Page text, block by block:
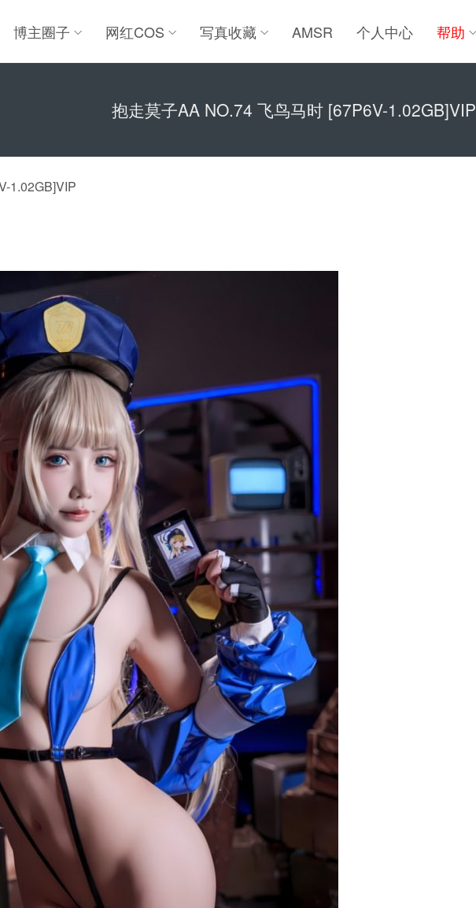
博主圈子 网红COS 写真收藏 AMSR 个人中心 帮助
抱走莫子AA NO.74 飞鸟马时 [67P6V-1.02GB]VIP
1.02GB]VIP